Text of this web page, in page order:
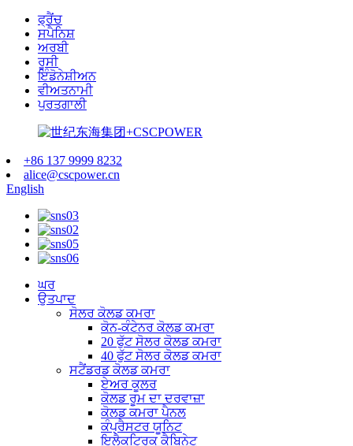
ਫ੍ਰੈਂਚ
ਸਪੈਨਿਸ਼
ਅਰਬੀ
ਰੂਸੀ
ਇੰਡੋਨੇਸ਼ੀਅਨ
ਵੀਅਤਨਾਮੀ
ਪੁਰਤਗਾਲੀ
+86 137 9999 8232
alice@cscpower.cn
English
ਘਰ
ਉਤਪਾਦ
ਸੋਲਰ ਕੋਲਡ ਕਮਰਾ
ਕੋਨ-ਕੰਟੇਨਰ ਕੋਲਡ ਕਮਰਾ
20 ਫੁੱਟ ਸੋਲਰ ਕੋਲਡ ਕਮਰਾ
40 ਫੁੱਟ ਸੋਲਰ ਕੋਲਡ ਕਮਰਾ
ਸਟੈਂਡਰਡ ਕੋਲਡ ਕਮਰਾ
ਏਅਰ ਕੂਲਰ
ਕੋਲਡ ਰੂਮ ਦਾ ਦਰਵਾਜ਼ਾ
ਕੋਲਡ ਕਮਰਾ ਪੈਨਲ
ਕੰਪ੍ਰੈਸਟਰ ਯੂਨਿਟ
ਇਲੈਕਟ੍ਰਿਕ ਕੈਬਿਨੇਟ